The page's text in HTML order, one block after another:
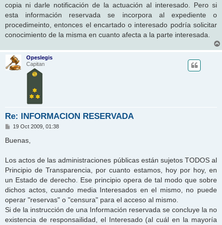
e
copia ni darle notificación de la actuación al interesado. Pero si
esta información reservada se incorpora al expediente o
procedimeinto, entonces el encartado o interesado podría solicitar
conocimiento de la misma en cuanto afecta a la parte interesada.
Opeslegis
Capitan
Re: INFORMACION RESERVADA
M
n
j
e
19 Oct 2009, 01:38
Buenas,
Los actos de las administraciones públicas están sujetos TODOS al
Principio de Transparencia, por cuanto estamos, hoy por hoy, en
un Estado de derecho. Ese principio opera de tal modo que sobre
dichos actos, cuando media Interesados en el mismo, no puede
operar "reservas" o "censura" para el acceso al mismo.
Si de la instrucción de una Información reservada se concluye la no
existencia de responsailidad, el Interesado (al cuál en la mayoría